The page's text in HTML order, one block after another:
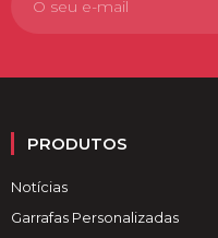
PRODUTOS
Notícias
Garrafas Personalizadas